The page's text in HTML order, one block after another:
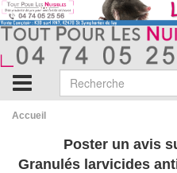
Accueil
Poster un avis
Granulés larvicides